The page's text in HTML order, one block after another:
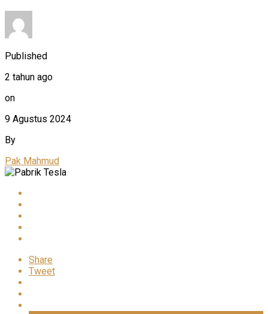
Published
2 tahun ago
on
9 Agustus 2024
By
Pak Mahmud
Share
Tweet